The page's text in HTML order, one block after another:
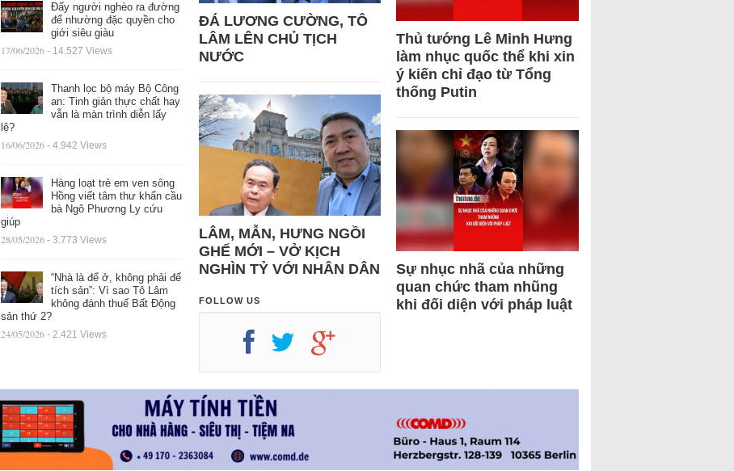
Đẩy người nghèo ra đường
để nhường đặc quyền cho
giới siêu giàu
17/06/2026 - 14.527 Views
Thanh lọc bộ máy Bộ Công
an: Tinh giản thực chất hay
vẫn là màn trình diễn lấy
lệ?
16/06/2026 - 4.942 Views
Hàng loạt trẻ em ven sông
Hồng viết tâm thư khẩn cầu
bà Ngô Phương Ly cứu
giúp
28/05/2026 - 3.773 Views
“Nhà là để ở, không phải để
tích sản”: Vì sao Tô Lâm
không đánh thuế Bất Động
sản thứ 2?
24/05/2026 - 2.421 Views
ĐÁ LƯƠNG CƯỜNG, TÔ
LÂM LÊN CHỦ TỊCH
NƯỚC
LÂM, MẪN, HƯNG NGỒI
GHẾ MỚI – VỞ KỊCH
NGHÌN TỶ VỚI NHÂN DÂN
FOLLOW US
Thủ tướng Lê Minh Hưng
làm nhục quốc thể khi xin
ý kiến chỉ đạo từ Tổng
thống Putin
Sự nhục nhã của những
quan chức tham nhũng
khi đối diện với pháp luật